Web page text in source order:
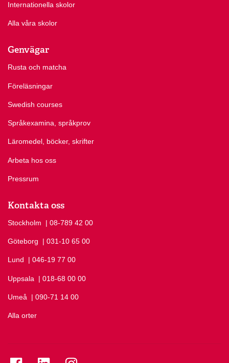
Internationella skolor
Alla våra skolor
Genvägar
Rusta och matcha
Föreläsningar
Swedish courses
Språkexamina, språkprov
Läromedel, böcker, skrifter
Arbeta hos oss
Pressrum
Kontakta oss
Stockholm Ring Stockholm på
| 08-789 42 00
Göteborg Ring Göteborg på
| 031-10 65 00
Lund Ring Lund på
| 046-19 77 00
Uppsala Ring Uppsala på
| 018-68 00 00
Umeå Ring Umeå på
| 090-71 14 00
Alla orter
Se folkuniversitetet på Facebook
Se folkuniversitetet på LinkedIn